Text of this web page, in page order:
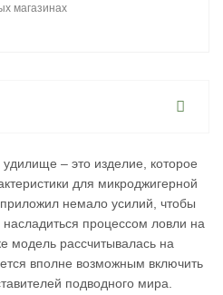
магазинах
– это изделие, которое
для микроджигерной
немало усилий, чтобы
процессом ловли на
модель рассчитывалась на
вполне возможным включить
подводного мира.